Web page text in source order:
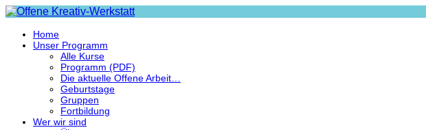
Home
Unser Programm
Alle Kurse
Programm (PDF)
Die aktuelle Offene Arbeit…
Geburtstage
Gruppen
Fortbildung
Wer wir sind